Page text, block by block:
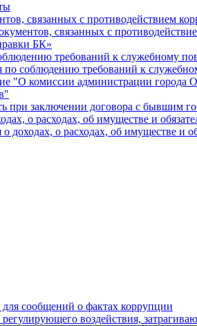
связанных с противодействием
связанных с
БК»
требований к служебному
по соблюдению требований к
"О комиссии администрации города
при заключении договора с бывшим
о расходах, об имуществе и
доходах, о расходах, об имуществе и
для сообщений о фактах коррупции
воздействия,